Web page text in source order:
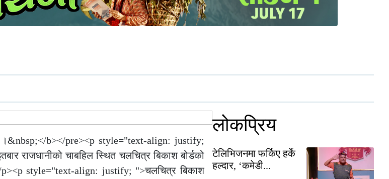
b></pre><p style="text-align: justify;
राजधानीको चाबहिल स्थित चलचित्र बिकाश बोर्डको
p><p style="text-align: justify; ">चलचित्र बिकाश
लोकप्रिय
टेलिभिजनमा फर्किए हर्के
हल्दार, ‘कमेडी...